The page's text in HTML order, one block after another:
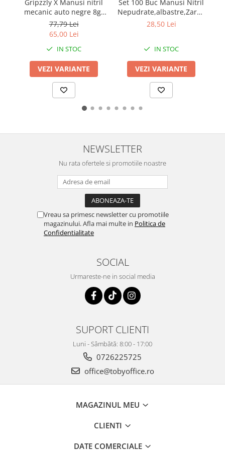
Gripzzly X Manusi nitril
mecanic auto negre 8gr
cu manseta extinsa
100buc/cut
77,79 Lei
65,00 Lei
IN STOC
VEZI VARIANTE
Set 100 Buc Manusi Nitril
Nepudrate,albastre,Zarys,
easyCARE
28,50 Lei
IN STOC
VEZI VARIANTE
NEWSLETTER
Nu rata ofertele si promotiile noastre
Vreau sa primesc newsletter cu promotiile
magazinului. Afla mai multe in Politica de
Confidentialitate
SOCIAL
Urmareste-ne in social media
SUPORT CLIENTI
Luni - Sâmbătă: 8:00 - 17:00
0726225725
office@tobyoffice.ro
MAGAZINUL MEU
CLIENTI
DATE COMERCIALE